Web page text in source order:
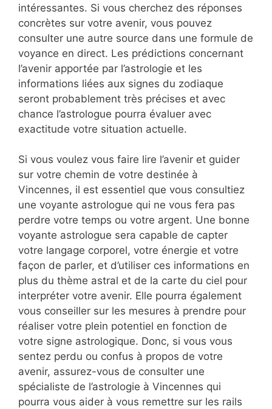
intéressantes. Si vous cherchez des réponses
concrètes sur votre avenir, vous pouvez
consulter une autre source dans une formule de
voyance en direct. Les prédictions concernant
l’avenir apportée par l’astrologie et les
informations liées aux signes du zodiaque
seront probablement très précises et avec
chance l’astrologue pourra évaluer avec
exactitude votre situation actuelle.
Si vous voulez vous faire lire l’avenir et guider
sur votre chemin de votre destinée à
Vincennes, il est essentiel que vous consultiez
une voyante astrologue qui ne vous fera pas
perdre votre temps ou votre argent. Une bonne
voyante astrologue sera capable de capter
votre langage corporel, votre énergie et votre
façon de parler, et d’utiliser ces informations en
plus du thème astral et de la carte du ciel pour
interpréter votre avenir. Elle pourra également
vous conseiller sur les mesures à prendre pour
réaliser votre plein potentiel en fonction de
votre signe astrologique. Donc, si vous vous
sentez perdu ou confus à propos de votre
avenir, assurez-vous de consulter une
spécialiste de l’astrologie à Vincennes qui
pourra vous aider à vous remettre sur les rails